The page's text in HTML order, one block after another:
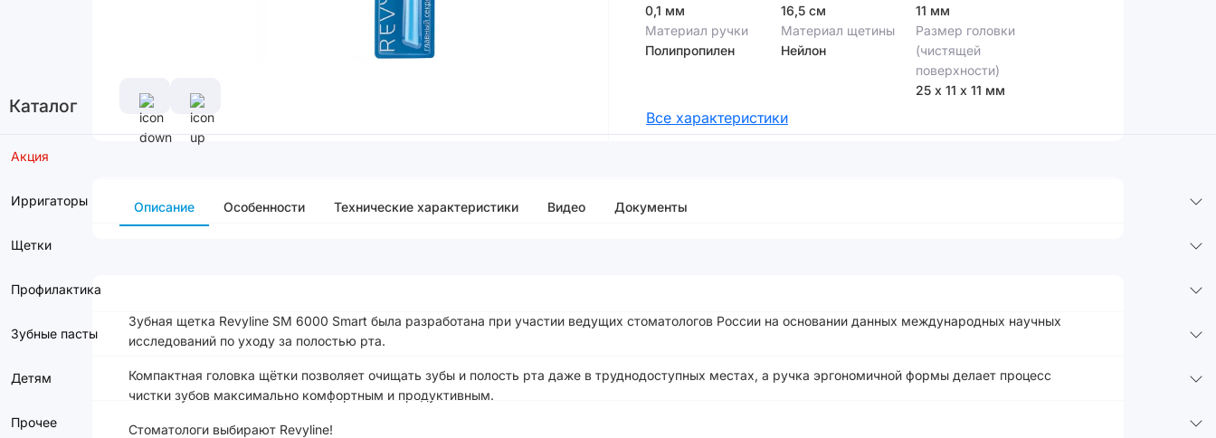
Каталог
Акция
Ирригаторы
Щетки
Профилактика
Зубные пасты
Детям
Прочее
0,1 мм
16,5 см
11 мм
Материал ручки
Полипропилен
Материал щетины
Нейлон
Размер головки
(чистящей
поверхности)
25 х 11 х 11 мм
Все характеристики
Описание Особенности Технические характеристики Видео Документы
Зубная щетка Revyline SM 6000 Smart была разработана при участии ведущих стоматологов России на основании данных международных научных
исследований по уходу за полостью рта.
Компактная головка щётки позволяет очищать зубы и полость рта даже в труднодоступных местах, а ручка эргономичной формы делает процесс
чистки зубов максимально комфортным и продуктивным.
Стоматологи выбирают Revyline!